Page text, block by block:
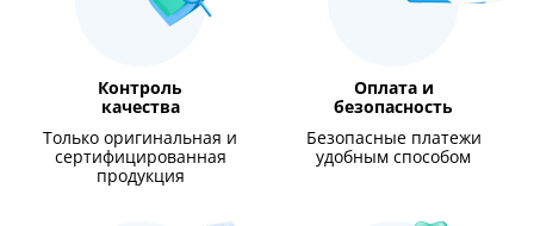
Контроль
качества
Только оригинальная и
сертифицированная
продукция
Оплата и
безопасность
Безопасные платежи
удобным способом